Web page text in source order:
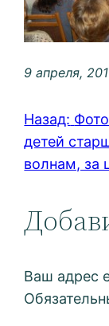
9 апреля,
Назад:
детей
волнам, за
Ваш адрес